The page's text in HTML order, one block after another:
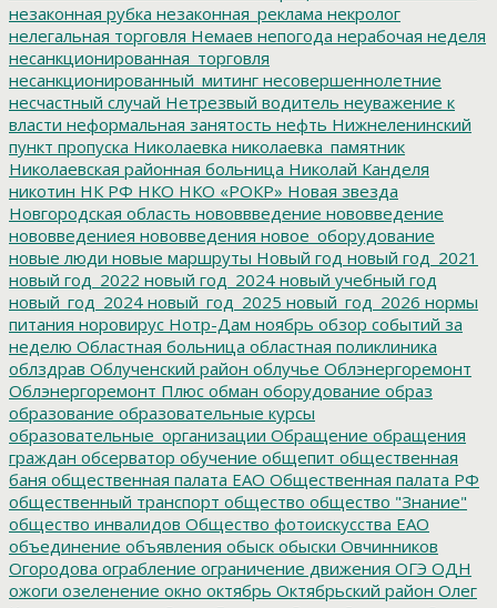
незаконная рубка незаконная_реклама некролог
нелегальная торговля Немаев непогода нерабочая неделя
несанкционированная_торговля
несанкционированный_митинг несовершеннолетние
несчастный случай Нетрезвый водитель неуважение к
власти неформальная занятость нефть Нижнеленинский
пункт пропуска Николаевка николаевка_памятник
Николаевская районная больница Николай Канделя
никотин НК РФ НКО НКО «РОКР» Новая звезда
Новгородская область нововвведение нововведение
нововведениея нововведения новое_оборудование
новые люди новые маршруты Новый год новый год_2021
новый год_2022 новый год_2024 новый учебный год
новый_год_2024 новый_год_2025 новый_год_2026 нормы
питания норовирус Нотр-Дам ноябрь обзор событий за
неделю Областная больница областная поликлиника
облздрав Облученский район облучье Облэнергоремонт
Облэнергоремонт Плюс обман оборудование образ
образование образовательные курсы
образовательные_организации Обращение обращения
граждан обсерватор обучение общепит общественная
баня общественная палата ЕАО Общественная палата РФ
общественный транспорт общество общество "Знание"
общество инвалидов Общество фотоискусства ЕАО
объединение объявления обыск обыски Овчинников
Огородова ограбление ограничение движения ОГЭ ОДН
ожоги озеленение окно октябрь Октябрьский район Олег